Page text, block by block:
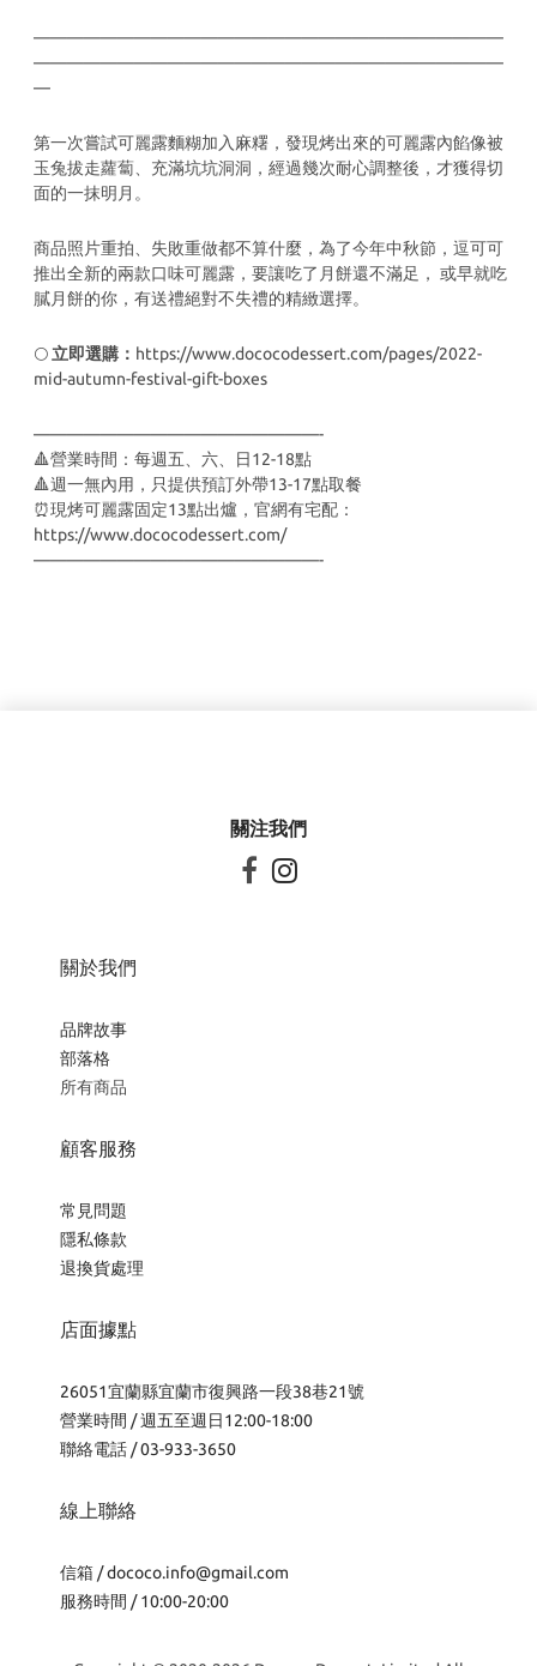
————————————————————————————
————————————————————————————
—
第一次嘗試可麗露麵糊加入麻糬，發現烤出來的可麗露內餡像被
玉兔拔走蘿蔔、充滿坑坑洞洞，經過幾次耐心調整後，才獲得切
面的一抹明月。
商品照片重拍、失敗重做都不算什麼，為了今年中秋節，逗可可
推出全新的兩款口味可麗露，要讓吃了月餅還不滿足， 或早就吃
膩月餅的你，有送禮絕對不失禮的精緻選擇。
🌕 立即選購： https://www.dococodessert.com/pages/2022-
mid-autumn-festival-gift-boxes
—————————————————-
🔺營業時間：每週五、六、日12-18點
🔺週一無內用，只提供預訂外帶13-17點取餐
⏰現烤可麗露固定13點出爐，官網有宅配：
https://www.dococodessert.com/
—————————————————-
關注我們
 
關於我們
品牌故事
部落格
所有商品
顧客服務
常見問題
隱私條款
退換貨處理
店面據點
26051宜蘭縣宜蘭市復興路一段38巷21號
營業時間 / 週五至週日12:00-18:00
聯絡電話 / 03-933-3650
線上聯絡
信箱 /dococo.info@gmail.com
服務時間 / 10:00-20:00